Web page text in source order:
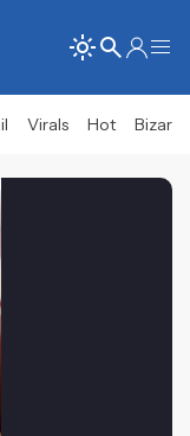
Virals Hot Bizar